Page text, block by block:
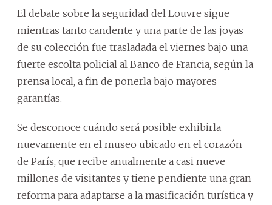
El debate sobre la seguridad del Louvre sigue
mientras tanto candente y una parte de las joyas
de su colección fue trasladada el viernes bajo una
fuerte escolta policial al Banco de Francia, según la
prensa local, a fin de ponerla bajo mayores
garantías.
Se desconoce cuándo será posible exhibirla
nuevamente en el museo ubicado en el corazón
de París, que recibe anualmente a casi nueve
millones de visitantes y tiene pendiente una gran
reforma para adaptarse a la masificación turística y